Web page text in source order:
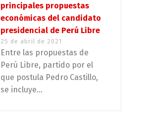
principales propuestas
económicas del candidato
presidencial de Perú Libre
25 de abril de 2021
Entre las propuestas de
Perú Libre, partido por el
que postula Pedro Castillo,
se incluye...